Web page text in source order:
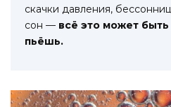
скачки давления,
сон — всё это может быть
пьёшь.